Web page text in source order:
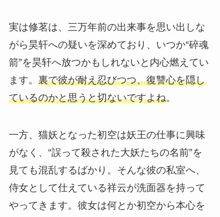
実は修茗は、三万年前の出来事を思い出しな
がら昊轩への疑いを深めており、いつか“碎魂
箭”を昊轩へ放つかもしれないと内心燃えてい
ます。 裏で彼が耐え忍びつつ、復讐心を隠し
ているのかと思うと切ないですよね。
一方、猫妖となった初空は妖王の仕事に興味
がなく、“誤って殺された大妖たちの名前”を
見ても混乱するばかり。そんな彼の私室へ、
侍女として仕えている祥云が洗面器を持って
やってきます。彼女は何とか初空から本心を